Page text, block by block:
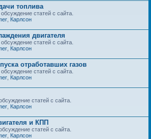
топлива
статей с сайта.
Карлсон
двигателя
статей с сайта.
Карлсон
отработавших газов
статей с сайта.
Карлсон
статей с сайта.
Карлсон
и КПП
статей с сайта.
Карлсон